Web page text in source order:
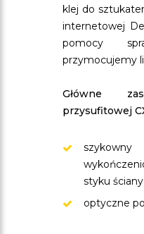
klej do
internetowej
pomocy
przymocujemy
Główne
przysufitowej
styku
optyczne